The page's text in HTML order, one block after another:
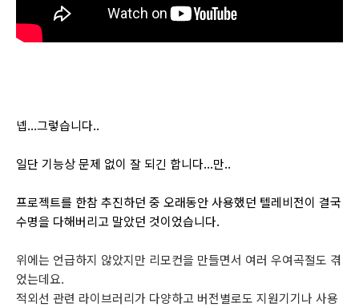
넵...그렇습니다..
일단 기능상 문제 없이 잘 되긴 합니다...만..
프로젝트를 한참 추진하던 중 오래동안 사용했던 텔레비전이 결국
수명을 다해버리고 말았던 것이었습니다.
위에는 언급하지 않았지만 리모컨을 만들면서 여러 우여곡절도 겪
었는데요.
적외선 관련 라이브러리가 다양하고 버전별로도 지원기기나 사용